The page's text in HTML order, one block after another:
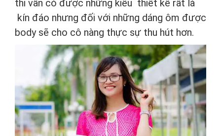
thi vẫn có được những kiểu thiết kế rất là
kín đáo nhưng đối với những dáng ôm được
body sẽ cho cô nàng thực sự thu hút hơn.